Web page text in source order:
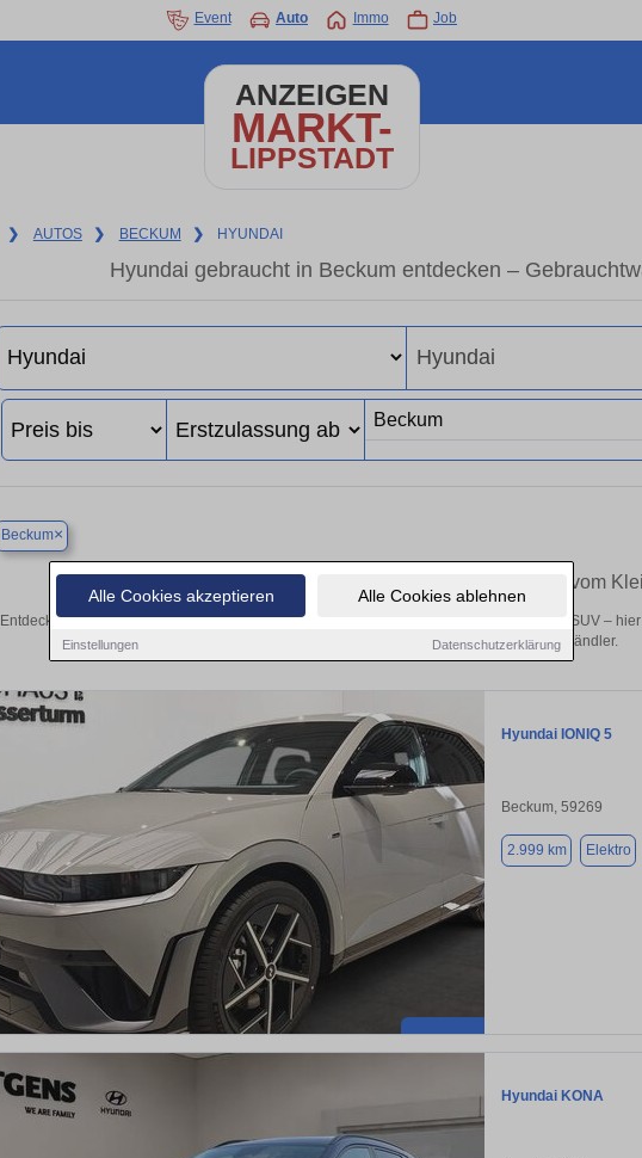
Alle Cookies akzeptieren Alle Cookies ablehnen
Einstellungen Datenschutzerklärung
Event Auto Immo Job
ANZEIGEN
MARKT-
LIPPSTADT
❯ AUTOS ❯ BECKUM ❯ HYUNDAI
Hyundai gebraucht in Beckum entdecken –
Beckum×
Finden Sie in Beckum Ihren gebrauchten Hyundai – vom
Entdecken Sie in Beckum gebrauchte Hyundai Fahrzeuge. Von Kleinwagen bis hin zum SUV –
Beckum von privat und vom Händler.
Hyundai IONIQ 5
Beckum, 59269
2.999 km Elektro
Hyundai KONA